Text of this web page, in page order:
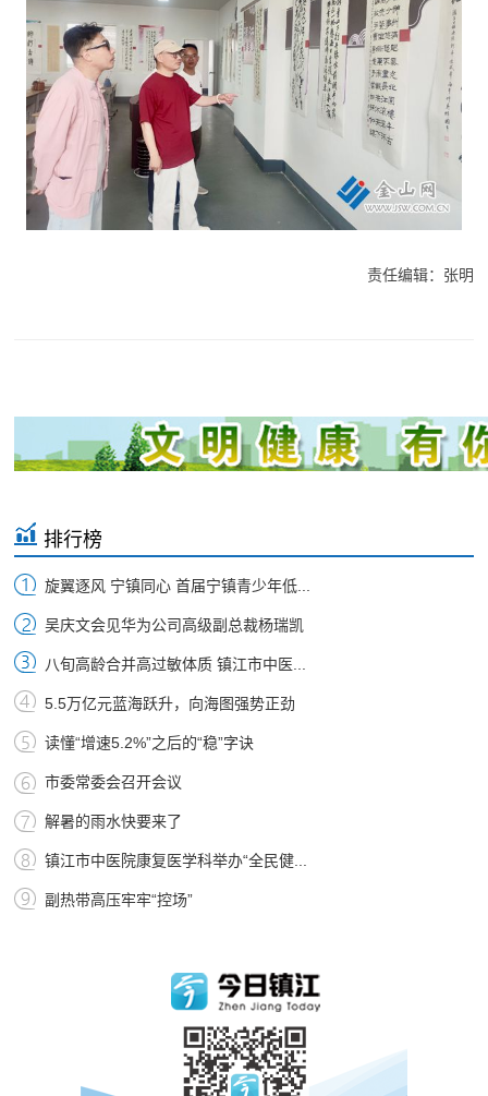
责任编辑：张明
排行榜
旋翼逐风 宁镇同心 首届宁镇青少年低...
吴庆文会见华为公司高级副总裁杨瑞凯
八旬高龄合并高过敏体质 镇江市中医...
5.5万亿元蓝海跃升，向海图强势正劲
读懂“增速5.2%”之后的“稳”字诀
市委常委会召开会议
解暑的雨水快要来了
镇江市中医院康复医学科举办“全民健...
副热带高压牢牢“控场”